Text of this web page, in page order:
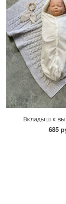
Вкладыш к
685